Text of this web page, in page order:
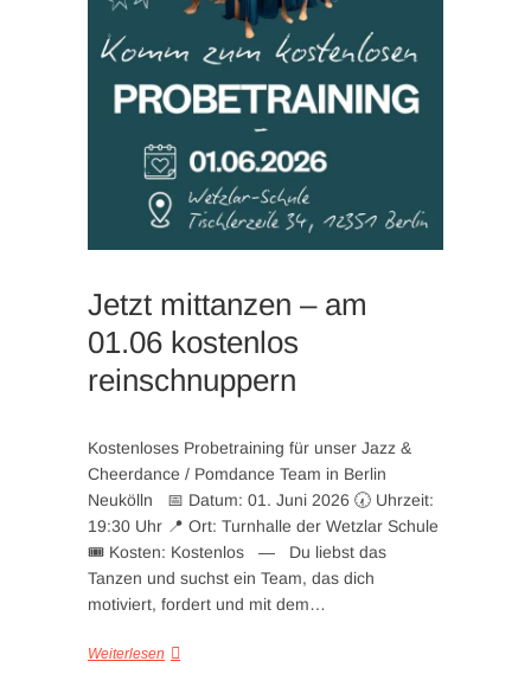
Jetzt mittanzen – am
01.06 kostenlos
reinschnuppern
Kostenloses Probetraining für unser Jazz &
Cheerdance / Pomdance Team in Berlin
Neukölln 📅 Datum: 01. Juni 2026 🕢 Uhrzeit:
19:30 Uhr 📍 Ort: Turnhalle der Wetzlar Schule
🎟️ Kosten: Kostenlos — Du liebst das
Tanzen und suchst ein Team, das dich
motiviert, fordert und mit dem…
Weiterlesen